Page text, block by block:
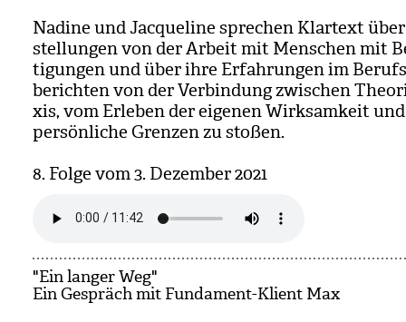
Nadine und Jac­que­line spre­chen Klar­text
stel­lun­gen von der Arbeit mit Men­schen mit
ti­gun­gen und über ihre Erfah­run­gen im
berich­ten von der Ver­bin­dung zwi­schen
xis, vom Erle­ben der eige­nen Wirk­sam­keit
per­sön­li­che Gren­zen zu sto­ßen.
8. Folge vom 3. Dezem­ber 2021
"Ein langer Weg"
Ein Gespräch mit Fundament-Klient Max